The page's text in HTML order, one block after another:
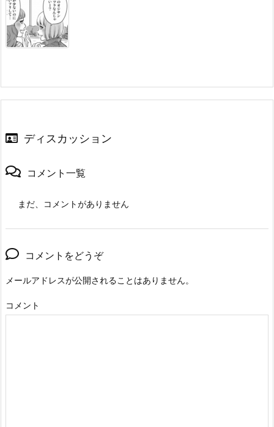
ディスカッション
コメント一覧
まだ、コメントがありません
コメントをどうぞ
メールアドレスが公開されることはありません。
コメント